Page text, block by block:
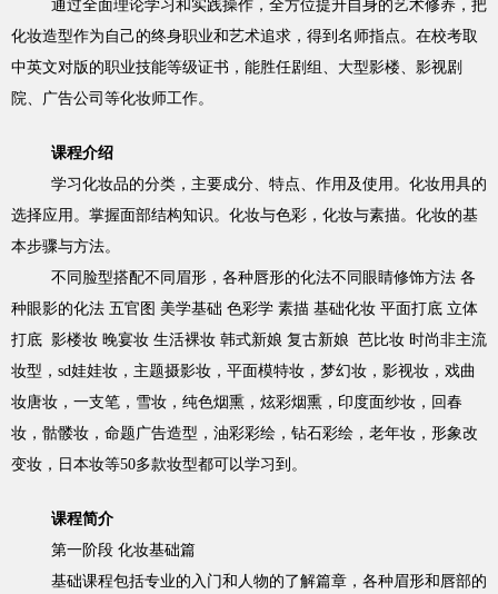
通过全面理论学习和实践操作，全方位提升自身的艺术修养，把
化妆造型作为自己的终身职业和艺术追求，得到名师指点。在校考取
中英文对版的职业技能等级证书，能胜任剧组、大型影楼、影视剧
院、广告公司等化妆师工作。
课程介绍
学习化妆品的分类，主要成分、特点、作用及使用。化妆用具的
选择应用。掌握面部结构知识。化妆与色彩，化妆与素描。化妆的基
本步骤与方法。
不同脸型搭配不同眉形，各种唇形的化法不同眼睛修饰方法 各
种眼影的化法 五官图 美学基础 色彩学 素描 基础化妆 平面打底 立体
打底 影楼妆 晚宴妆 生活裸妆 韩式新娘 复古新娘 芭比妆 时尚非主流
妆型，sd娃娃妆，主题摄影妆，平面模特妆，梦幻妆，影视妆，戏曲
妆唐妆，一支笔，雪妆，纯色烟熏，炫彩烟熏，印度面纱妆，回春
妆，骷髅妆，命题广告造型，油彩彩绘，钻石彩绘，老年妆，形象改
变妆，日本妆等50多款妆型都可以学习到。
课程简介
第一阶段 化妆基础篇
基础课程包括专业的入门和人物的了解篇章，各种眉形和唇部的